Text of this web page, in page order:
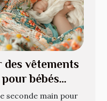
vêtements
bébés
seconde main pour